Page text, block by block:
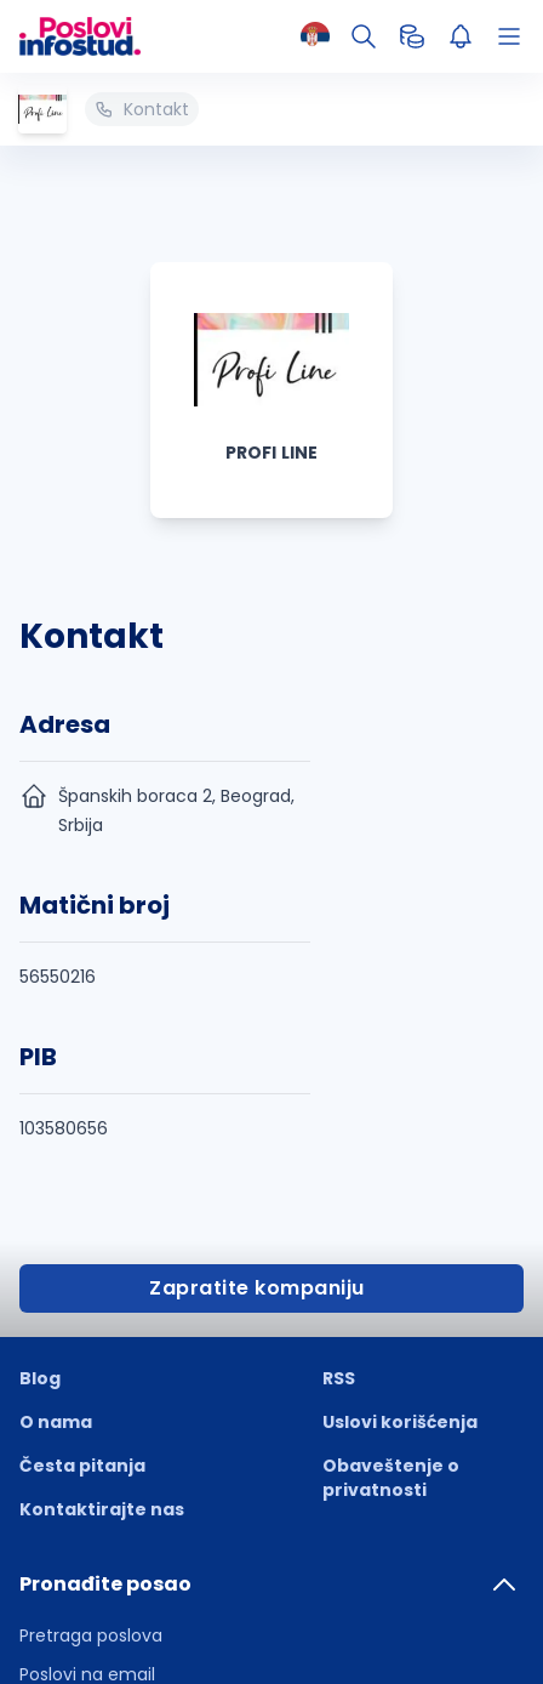
Kontakt
PROFI LINE
Kontakt
Adresa
Španskih boraca 2, Beograd,
Srbija
Matični broj
56550216
PIB
103580656
Zapratite kompaniju
Blog
O nama
Česta pitanja
Kontaktirajte nas
RSS
Uslovi korišćenja
Obaveštenje o
privatnosti
Pronađite posao
Pretraga poslova
Poslovi na email